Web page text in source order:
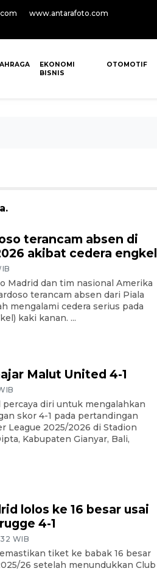
www.antarafoto.com
EKONOMI
BISNIS
OTOMOTIF
terancam absen di
akibat cedera engkel
Madrid dan tim nasional Amerika
terancam absen dari Piala
mengalami cedera serius pada
kaki kanan. ...
Malut United 4-1
diri untuk mengalahkan
skor 4-1 pada pertandingan
League 2025/2026 di Stadion
Kabupaten Gianyar, Bali,
lolos ke 16 besar usai
4-1
WIB
tiket ke babak 16 besar
26 setelah menundukkan Club